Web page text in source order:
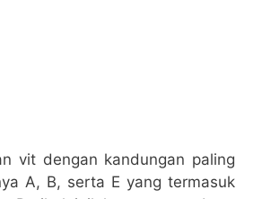
vit dengan kandungan paling
A, B, serta E yang termasuk